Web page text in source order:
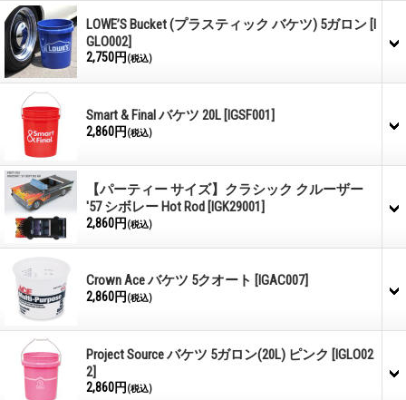
LOWE’S Bucket (プラスティック バケツ) 5ガロン [I
GLO002]
2,750円 (税込)
Smart & Final バケツ 20L [IGSF001]
2,860円 (税込)
【パーティー サイズ】クラシック クルーザー
'57 シボレー Hot Rod [IGK29001]
2,860円 (税込)
Crown Ace バケツ 5クオート [IGAC007]
2,860円 (税込)
Project Source バケツ 5ガロン(20L) ピンク [IGLO02
2]
2,860円 (税込)